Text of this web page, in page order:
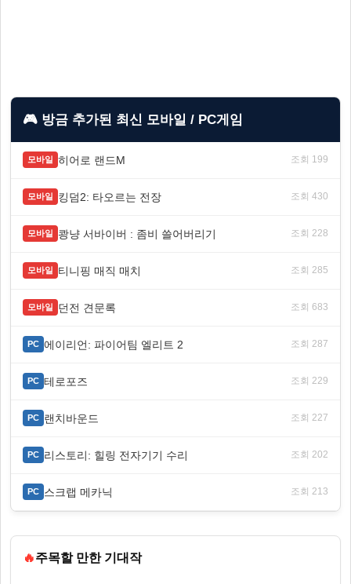
🎮 방금 추가된 최신 모바일 / PC게임
모바일 히어로 랜드M 조회 199
모바일 킹덤2: 타오르는 전장 조회 430
모바일 쾅냥 서바이버 : 좀비 쓸어버리기 조회 228
모바일 티니핑 매직 매치 조회 285
모바일 던전 견문록 조회 683
PC 에이리언: 파이어팀 엘리트 2 조회 287
PC 테로포즈 조회 229
PC 랜치바운드 조회 227
PC 리스토리: 힐링 전자기기 수리 조회 202
PC 스크랩 메카닉 조회 213
🔥주목할 만한 기대작